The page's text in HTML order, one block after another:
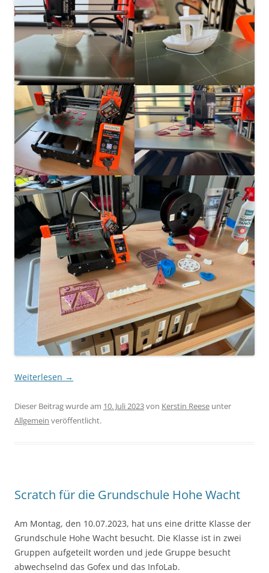
Weiterlesen →
Dieser Beitrag wurde am 10. Juli 2023von Kerstin Reese unter
Allgemein veröffentlicht.
Scratch für die Grundschule Hohe Wacht
Am Montag, den 10.07.2023, hat uns eine dritte Klasse der
Grundschule Hohe Wacht besucht. Die Klasse ist in zwei
Gruppen aufgeteilt worden und jede Gruppe besucht
abwechselnd das Gofex und das InfoLab.